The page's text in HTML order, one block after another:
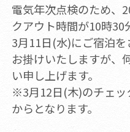
電気年次点検のため、
クアウト時間が10時30
3月11日(水)にご宿泊
お掛けいたしますが、
い申し上げます。
※3月12日(木)のチェッ
からとなります。